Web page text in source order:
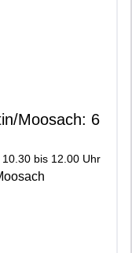
Moosach: 6
bis 12.00 Uhr